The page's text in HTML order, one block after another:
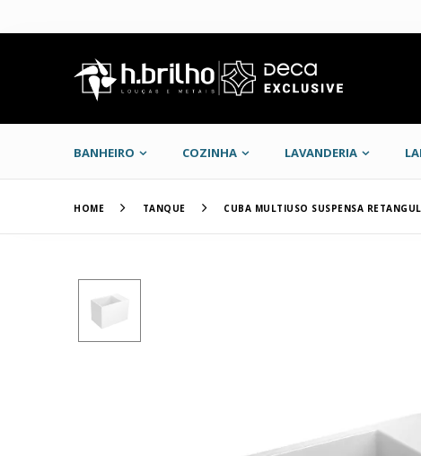
BANHEIRO COZINHA LAVANDERIA
HOME TANQUE CUBA MULTIUSO SUSPENSA